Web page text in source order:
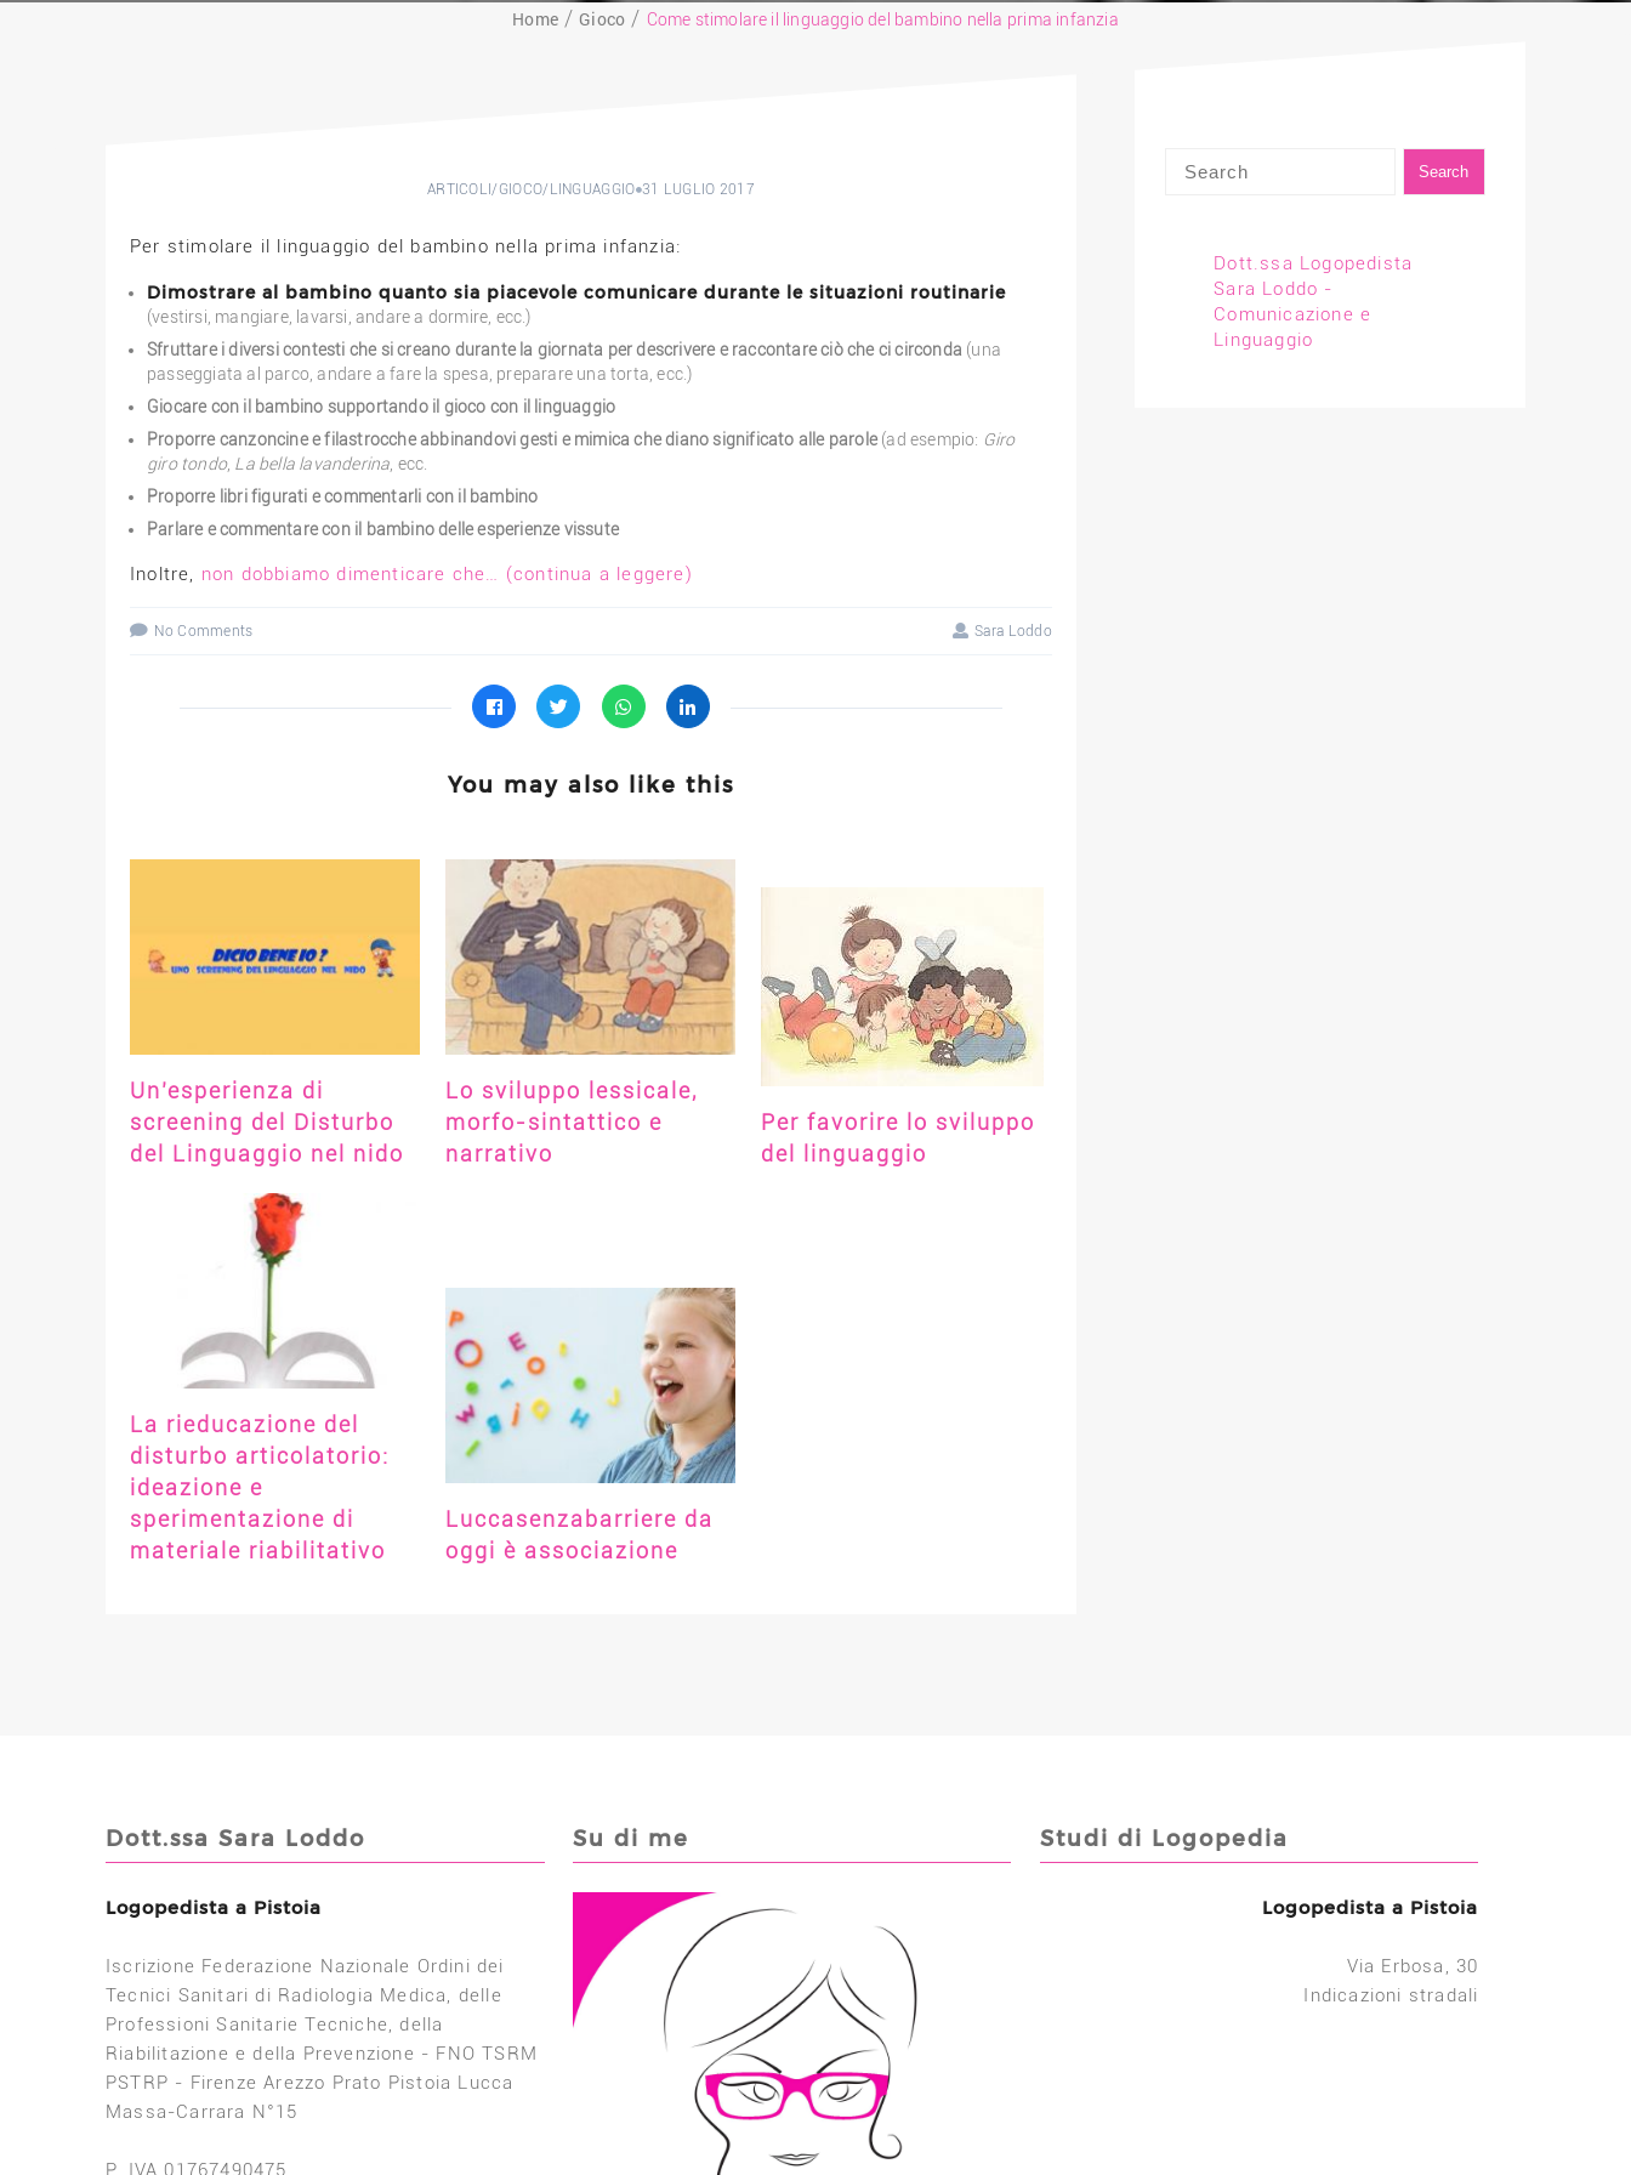
Home Gioco Come stimolare il linguaggio del bambino nella prima infanzia
ARTICOLI/GIOCO/ LINGUAGGIO 31 LUGLIO 2017
Per stimolare il linguaggio del bambino nella prima infanzia:
Dimostrare al bambino quanto sia piacevole comunicare durante le situazioni routinarie
(vestirsi, mangiare, lavarsi, andare a dormire, ecc.)
Sfruttare i diversi contesti che si creano durante la giornata per descrivere e raccontare ciò che ci circonda (una
passeggiata al parco, andare a fare la spesa, preparare una torta, ecc.)
Giocare con il bambino supportando il gioco con il linguaggio
Proporre canzoncine e filastrocche abbinandovi gesti e mimica che diano significato alle parole(ad esempio: Giro
giro tondo, La bella lavanderina , ecc.
Proporre libri figurati e commentarli con il bambino
Parlare e commentare con il bambino delle esperienze vissute
Inoltre, non dobbiamo dimenticare che… (continua a leggere)
No Comments Sara Loddo
You may also like this
Un’esperienza di
screening del Disturbo
del Linguaggio nel nido
Lo sviluppo lessicale,
morfo-sintattico e
narrativo
Per favorire lo sviluppo
del linguaggio
La rieducazione del
disturbo articolatorio:
ideazione e
sperimentazione di
materiale riabilitativo
Luccasenzabarriere da
oggi è associazione
Dott.ssa Logopedista
Sara Loddo -
Comunicazione e
Linguaggio
Dott.ssa Sara Loddo
Logopedista a Pistoia
Iscrizione Federazione Nazionale Ordini dei
Tecnici Sanitari di Radiologia Medica, delle
Professioni Sanitarie Tecniche, della
Riabilitazione e della Prevenzione - FNO TSRM
PSTRP - Firenze Arezzo Prato Pistoia Lucca
Massa-Carrara N°15
P. IVA 01767490475
Su di me Studi di Logopedia
Logopedista a Pistoia
Via Erbosa, 30
Indicazioni stradali